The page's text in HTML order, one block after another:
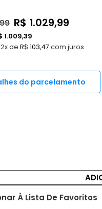
R$ 1.029,99
de R$ 103,47 com juros
1.009,39
do parcelamento
À Lista De Favoritos